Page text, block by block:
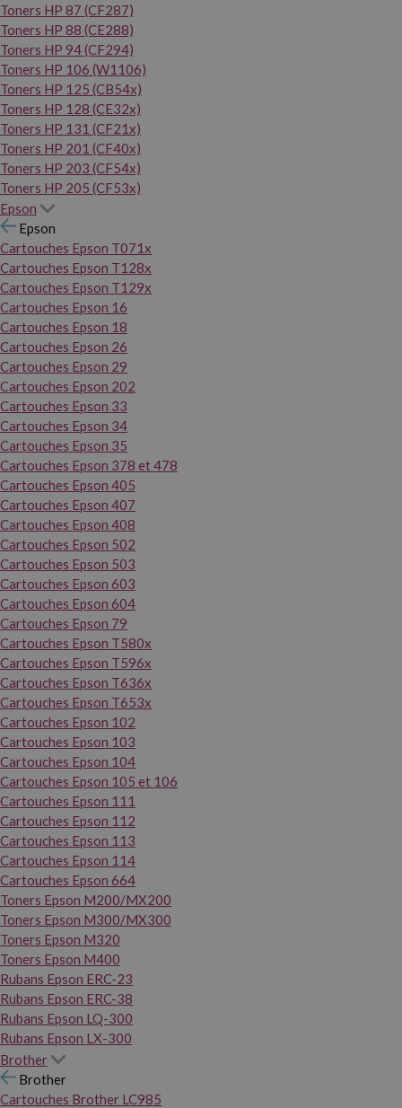
Toners HP 87 (CF287)
Toners HP 88 (CE288)
Toners HP 94 (CF294)
Toners HP 106 (W1106)
Toners HP 125 (CB54x)
Toners HP 128 (CE32x)
Toners HP 131 (CF21x)
Toners HP 201 (CF40x)
Toners HP 203 (CF54x)
Toners HP 205 (CF53x)
Epson
Epson
Cartouches Epson T071x
Cartouches Epson T128x
Cartouches Epson T129x
Cartouches Epson 16
Cartouches Epson 18
Cartouches Epson 26
Cartouches Epson 29
Cartouches Epson 202
Cartouches Epson 33
Cartouches Epson 34
Cartouches Epson 35
Cartouches Epson 378 et 478
Cartouches Epson 405
Cartouches Epson 407
Cartouches Epson 408
Cartouches Epson 502
Cartouches Epson 503
Cartouches Epson 603
Cartouches Epson 604
Cartouches Epson 79
Cartouches Epson T580x
Cartouches Epson T596x
Cartouches Epson T636x
Cartouches Epson T653x
Cartouches Epson 102
Cartouches Epson 103
Cartouches Epson 104
Cartouches Epson 105 et 106
Cartouches Epson 111
Cartouches Epson 112
Cartouches Epson 113
Cartouches Epson 114
Cartouches Epson 664
Toners Epson M200/MX200
Toners Epson M300/MX300
Toners Epson M320
Toners Epson M400
Rubans Epson ERC-23
Rubans Epson ERC-38
Rubans Epson LQ-300
Rubans Epson LX-300
Brother
Brother
Cartouches Brother LC985